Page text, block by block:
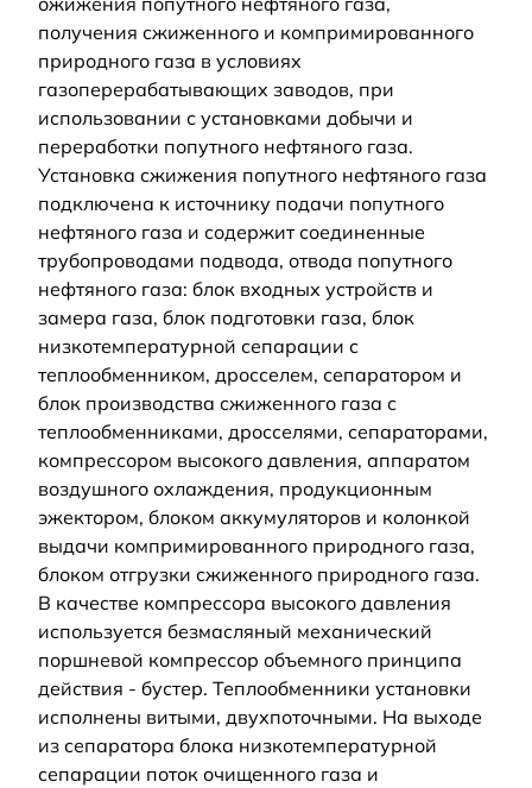
получения сжиженного и компримированного
природного газа в условиях
газоперерабатывающих заводов, при
использовании с установками добычи и
переработки попутного нефтяного газа.
Установка сжижения попутного нефтяного газа
подключена к источнику подачи попутного
нефтяного газа и содержит соединенные
трубопроводами подвода, отвода попутного
нефтяного газа: блок входных устройств и
замера газа, блок подготовки газа, блок
низкотемпературной сепарации с
теплообменником, дросселем, сепаратором и
блок производства сжиженного газа с
теплообменниками, дросселями, сепараторами,
компрессором высокого давления, аппаратом
воздушного охлаждения, продукционным
эжектором, блоком аккумуляторов и колонкой
выдачи компримированного природного газа,
блоком отгрузки сжиженного природного газа.
В качестве компрессора высокого давления
используется безмасляный механический
поршневой компрессор объемного принципа
действия - бустер. Теплообменники установки
исполнены витыми, двухпоточными. На выходе
из сепаратора блока низкотемпературной
сепарации поток очищенного газа и